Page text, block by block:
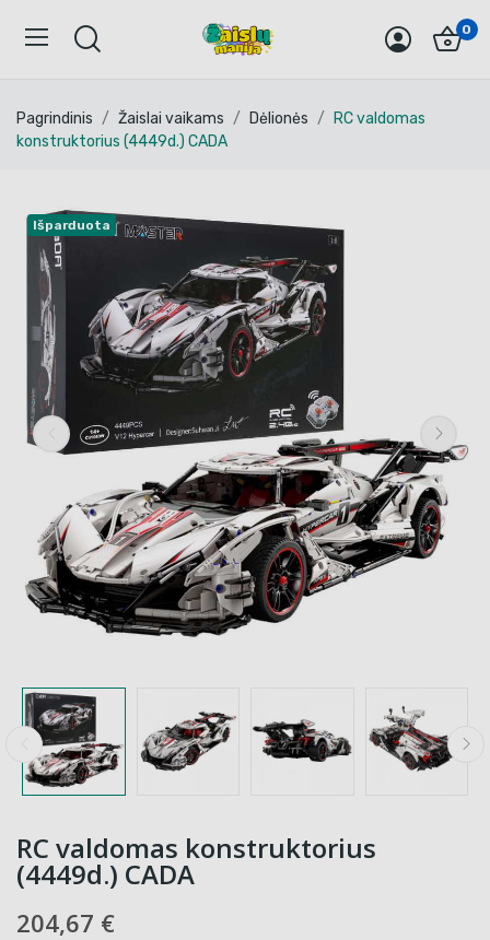
0
Pagrindinis Žaislai vaikams Dėlionės
RC valdomas
konstruktorius (4449d.) CADA
Išparduota
RC valdomas konstruktorius
(4449d.) CADA
204,67 €